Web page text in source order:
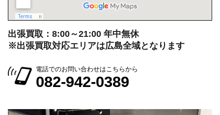
出張買取：8:00～21:00 年中無休
※出張買取対応エリアは広島全域となります
電話でのお問い合わせはこちらから
082-942-0389